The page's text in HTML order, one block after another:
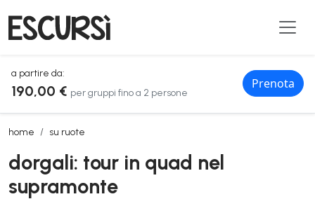
a partire da:
190,00 € per gruppi fino a 2 persone
Prenota
home su ruote
dorgali: tour in quad nel supramonte
dorgali: tour in quad nel
supramonte